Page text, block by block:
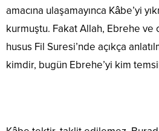
amacına ulaşamayınca Kâbe’yi
kurmuştu. Fakat Allah, Ebrehe ve
husus Fil Suresi’nde açıkça
kimdir, bugün Ebrehe’yi kim